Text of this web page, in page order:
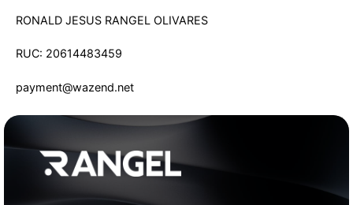
RONALD JESUS RANGEL OLIVARES
RUC: 20614483459
payment@wazend.net